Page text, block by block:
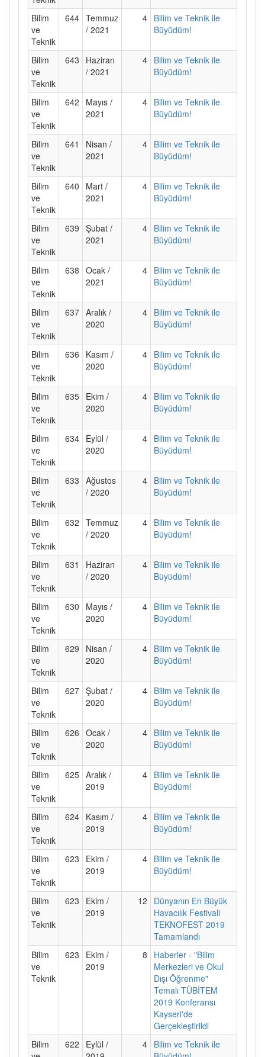
Bilim
ve
Teknik
644 Temmuz
/ 2021
4 Bilim ve Teknik ile
Büyüdüm!
Bilim
ve
Teknik
643
Haziran
/ 2021
4 Bilim ve Teknik ile
Büyüdüm!
Bilim
ve
Teknik
642
Mayıs /
2021
4 Bilim ve Teknik ile
Büyüdüm!
Bilim
ve
Teknik
641
Nisan /
2021
4 Bilim ve Teknik ile
Büyüdüm!
Bilim
ve
Teknik
640
Mart /
2021
4 Bilim ve Teknik ile
Büyüdüm!
Bilim
ve
Teknik
639 Şubat /
2021
4 Bilim ve Teknik ile
Büyüdüm!
Bilim
ve
Teknik
638 Ocak /
2021
4 Bilim ve Teknik ile
Büyüdüm!
Bilim
ve
Teknik
637 Aralık /
2020
4 Bilim ve Teknik ile
Büyüdüm!
Bilim
ve
Teknik
636
Kasım /
2020
4 Bilim ve Teknik ile
Büyüdüm!
Bilim
ve
Teknik
635 Ekim /
2020
4 Bilim ve Teknik ile
Büyüdüm!
Bilim
ve
Teknik
634 Eylül /
2020
4 Bilim ve Teknik ile
Büyüdüm!
Bilim
ve
Teknik
633 Ağustos
/ 2020
4 Bilim ve Teknik ile
Büyüdüm!
Bilim
ve
Teknik
632 Temmuz
/ 2020
4 Bilim ve Teknik ile
Büyüdüm!
Bilim
ve
Teknik
631
Haziran
/ 2020
4 Bilim ve Teknik ile
Büyüdüm!
Bilim
ve
Teknik
630
Mayıs /
2020
4 Bilim ve Teknik ile
Büyüdüm!
Bilim
ve
Teknik
629
Nisan /
2020
4 Bilim ve Teknik ile
Büyüdüm!
Bilim
ve
Teknik
627 Şubat /
2020
4 Bilim ve Teknik ile
Büyüdüm!
Bilim
ve
Teknik
626 Ocak /
2020
4 Bilim ve Teknik ile
Büyüdüm!
Bilim
ve
Teknik
625 Aralık /
2019
4 Bilim ve Teknik ile
Büyüdüm!
Bilim
ve
Teknik
624 Kasım /
2019
4 Bilim ve Teknik ile
Büyüdüm!
Bilim
ve
Teknik
623
Ekim /
2019
4 Bilim ve Teknik ile
Büyüdüm!
Bilim
ve
Teknik
623
Ekim /
2019
12
Dünyanın En Büyük
Havacılık Festivali
TEKNOFEST 2019
Tamamlandı
Bilim
ve
Teknik
623
Ekim /
2019
8
Haberler - "Bilim
Merkezleri ve Okul
Dışı Öğrenme"
Temalı TÜBİTEM
2019 Konferansı
Kayseri'de
Gerçekleştirildi
Bilim
622
Eylül /
4 Bilim ve Teknik ile